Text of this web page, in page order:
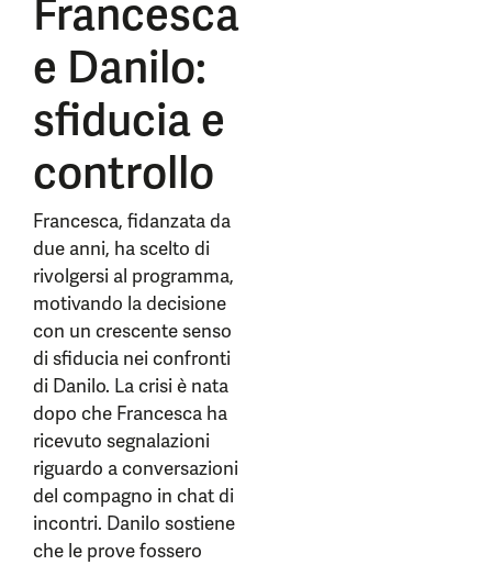
Francesca
e Danilo:
sfiducia e
controllo
Francesca, fidanzata da
due anni, ha scelto di
rivolgersi al programma,
motivando la decisione
con un crescente senso
di sfiducia nei confronti
di Danilo. La crisi è nata
dopo che Francesca ha
ricevuto segnalazioni
riguardo a conversazioni
del compagno in chat di
incontri. Danilo sostiene
che le prove fossero